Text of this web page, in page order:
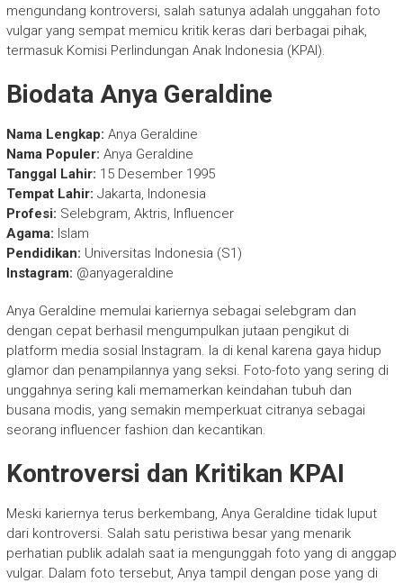
mengundang kontroversi, salah satunya adalah unggahan foto
vulgar yang sempat memicu kritik keras dari berbagai pihak,
termasuk Komisi Perlindungan Anak Indonesia (KPAI).
Biodata Anya Geraldine
Nama Lengkap: Anya Geraldine
Nama Populer: Anya Geraldine
Tanggal Lahir: 15 Desember 1995
Tempat Lahir: Jakarta, Indonesia
Profesi: Selebgram, Aktris, Influencer
Agama: Islam
Pendidikan: Universitas Indonesia (S1)
Instagram: @anyageraldine
Anya Geraldine memulai kariernya sebagai selebgram dan
dengan cepat berhasil mengumpulkan jutaan pengikut di
platform media sosial Instagram. Ia di kenal karena gaya hidup
glamor dan penampilannya yang seksi. Foto-foto yang sering di
unggahnya sering kali memamerkan keindahan tubuh dan
busana modis, yang semakin memperkuat citranya sebagai
seorang influencer fashion dan kecantikan.
Kontroversi dan Kritikan KPAI
Meski kariernya terus berkembang, Anya Geraldine tidak luput
dari kontroversi. Salah satu peristiwa besar yang menarik
perhatian publik adalah saat ia mengunggah foto yang di anggap
vulgar. Dalam foto tersebut, Anya tampil dengan pose yang di